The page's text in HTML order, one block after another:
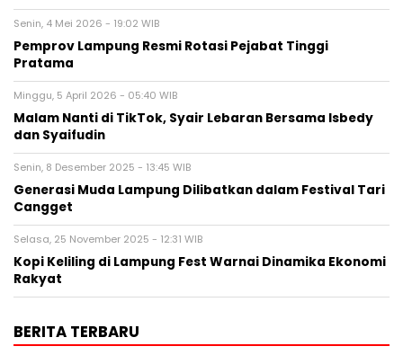
Senin, 4 Mei 2026 - 19:02 WIB
Pemprov Lampung Resmi Rotasi Pejabat Tinggi
Pratama
Minggu, 5 April 2026 - 05:40 WIB
Malam Nanti di TikTok, Syair Lebaran Bersama Isbedy
dan Syaifudin
Senin, 8 Desember 2025 - 13:45 WIB
Generasi Muda Lampung Dilibatkan dalam Festival Tari
Cangget
Selasa, 25 November 2025 - 12:31 WIB
Kopi Keliling di Lampung Fest Warnai Dinamika Ekonomi
Rakyat
BERITA TERBARU